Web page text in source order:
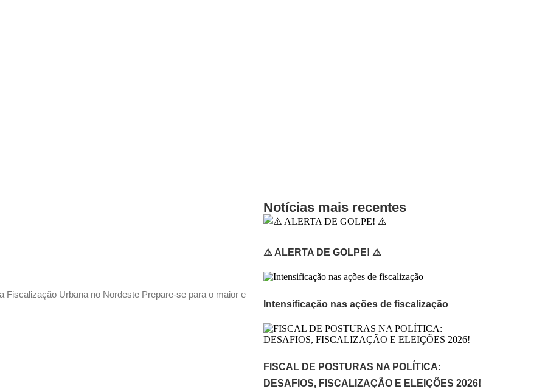
Urbana no Nordeste Prepare-se para o maior e
Notícias mais recentes
⚠️ ALERTA DE GOLPE! ⚠️
Intensificação nas ações de fiscalização
FISCAL DE POSTURAS NA POLÍTICA:
DESAFIOS, FISCALIZAÇÃO E ELEIÇÕES 2026!